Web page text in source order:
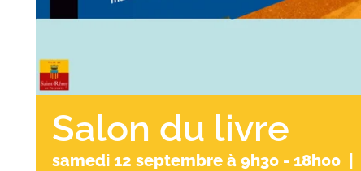
Salon du livre
samedi 12 septembre à 9h30- 18h00